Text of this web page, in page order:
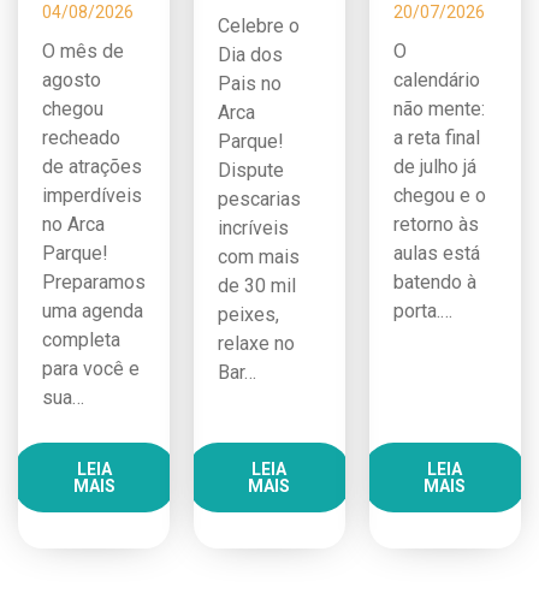
04/08/2026
O mês de
agosto
chegou
recheado
de atrações
imperdíveis
no Arca
Parque!
Preparamos
uma agenda
completa
para você e
sua…
LEIA
MAIS
Celebre o
Dia dos
Pais no
Arca
Parque!
Dispute
pescarias
incríveis
com mais
de 30 mil
peixes,
relaxe no
Bar…
LEIA
MAIS
20/07/2026
O
calendário
não mente:
a reta final
de julho já
chegou e o
retorno às
aulas está
batendo à
porta.…
LEIA
MAIS